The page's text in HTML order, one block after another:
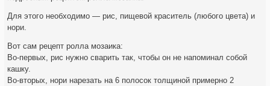
Для этого необходимо — рис, пищевой краситель (любого цвета) и
нори.
Вот сам рецепт ролла мозаика:
Во-первых, рис нужно сварить так, чтобы он не напоминал собой
кашку.
Во-вторых, нори нарезать на 6 полосок толщиной примерно 2